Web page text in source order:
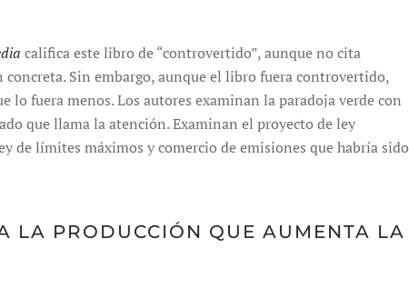
califica este libro de “controvertido”, aunque no cita
Sin embargo, aunque el libro fuera controvertido,
lo fuera menos. Los autores examinan la paradoja verde con
que llama la atención. Examinan el proyecto de ley
de límites máximos y comercio de emisiones que habría sido
LA PRODUCCIÓN QUE AUMENTA LA